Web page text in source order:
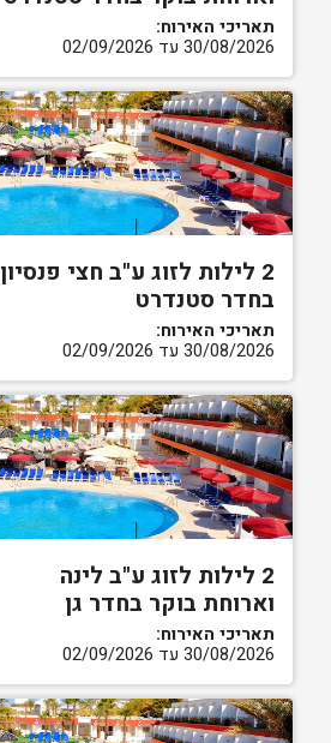
תאריכי האירוח:
30/08/2026 עד 02/09/2026
2 לילות לזוג ע"ב חצי פנסיון
בחדר סטנדרט
תאריכי האירוח:
30/08/2026 עד 02/09/2026
2 לילות לזוג ע"ב לינה
וארוחת בוקר בחדר גן
תאריכי האירוח:
30/08/2026 עד 02/09/2026